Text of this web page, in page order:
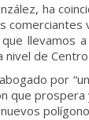
ha
llevamos
de
por
que